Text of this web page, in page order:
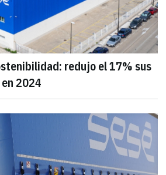
redujo el 17% sus
2024